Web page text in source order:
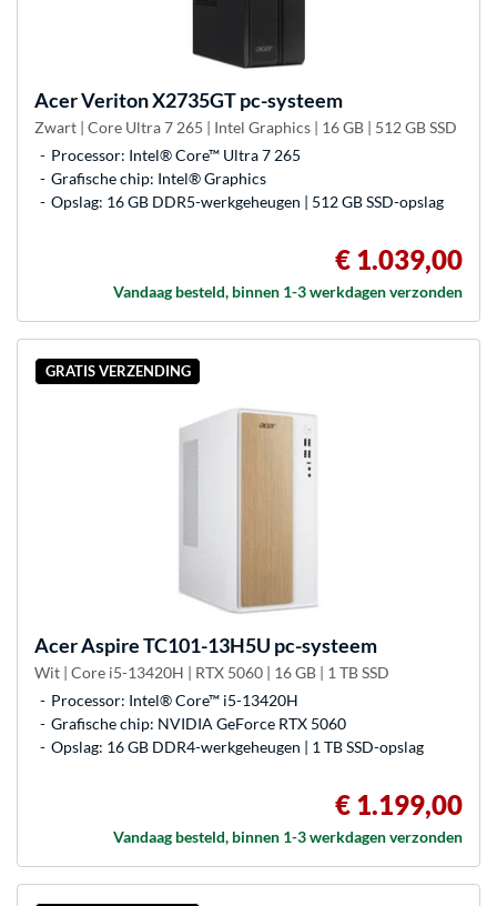
AcerVeriton X2735GT pc-systeem
Zwart | Core Ultra 7 265 | Intel Graphics | 16 GB | 512 GB SSD
Processor: Intel® Core™ Ultra 7 265
Grafische chip: Intel® Graphics
Opslag: 16 GB DDR5-werkgeheugen | 512 GB SSD-opslag
€ 1.039,00
Vandaag besteld, binnen 1-3 werkdagen verzonden
GRATIS VERZENDING
AcerAspire TC101-13H5U pc-systeem
Wit | Core i5-13420H | RTX 5060 | 16 GB | 1 TB SSD
Processor: Intel® Core™ i5-13420H
Grafische chip: NVIDIA GeForce RTX 5060
Opslag: 16 GB DDR4-werkgeheugen | 1 TB SSD-opslag
€ 1.199,00
Vandaag besteld, binnen 1-3 werkdagen verzonden